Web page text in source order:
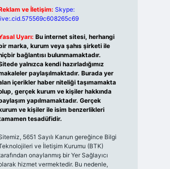
ve İletişim: Skype:
Uyarı: Bu internet sitesi, herhangi
marka, kurum veya şahıs şirketi ile
bağlantısı bulunmamaktadır.
yalnızca kendi hazırladığımız
paylaşılmaktadır. Burada yer
içerikler haber niteliği taşımamakta
gerçek kurum ve kişiler hakkında
yapılmamaktadır. Gerçek
ve kişiler ile isim benzerlikleri
tesadüfidir.
5651 Sayılı Kanun gereğince Bilgi
ve İletişim Kurumu (BTK)
onaylanmış bir Yer Sağlayıcı
hizmet vermektedir. Bu nedenle,